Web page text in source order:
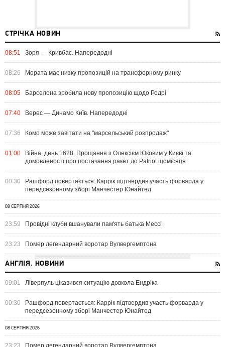
СТРІЧКА НОВИН
08:51 Зоря — Кривбас. Напередодні
08:26 Мората має низку пропозицій на трансферному ринку
08:05 Барселона зробила нову пропозицію щодо Родрі
07:40 Верес — Динамо Київ. Напередодні
07:36 Комо може завітати на "марсельський розпродаж"
01:00
Війна, день 1628. Прощання з Олексієм Юковим у Києві та
домовленості про постачання ракет до Patriot щомісяця
00:30
Рашфорд повертається: Каррік підтвердив участь форварда у
передсезонному зборі Манчестер Юнайтед
08 СЕРПНЯ 2026
23:59 Провідні клуби вшанували пам'ять батька Мессі
23:23 Помер легендарний воротар Вулвергемптона
АНГЛІЯ. НОВИНИ
09:01 Ліверпуль цікавився ситуацію довкола Ендріка
00:30
Рашфорд повертається: Каррік підтвердив участь форварда у
передсезонному зборі Манчестер Юнайтед
08 СЕРПНЯ 2026